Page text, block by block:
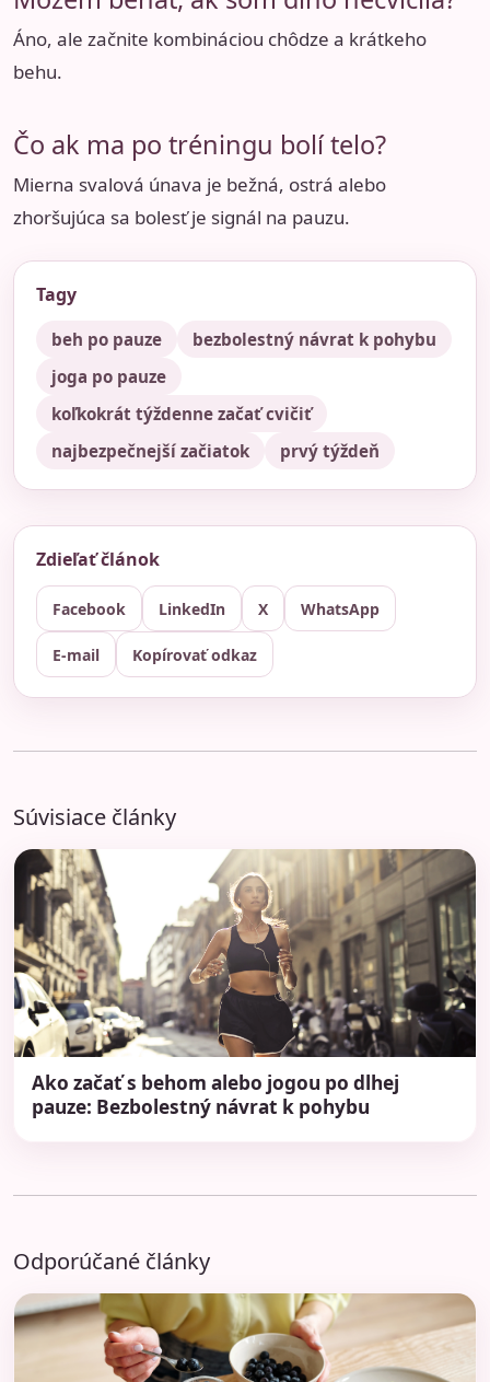
Áno, ale začnite kombináciou chôdze a krátkeho
behu.
Čo ak ma po tréningu bolí telo?
Mierna svalová únava je bežná, ostrá alebo
zhoršujúca sa bolesť je signál na pauzu.
Tagy
beh po pauze
bezbolestný návrat k pohybu
joga po pauze
koľkokrát týždenne začať cvičiť
najbezpečnejší začiatok
prvý týždeň
Zdieľať článok
Facebook LinkedIn X WhatsApp
E-mail Kopírovať odkaz
Súvisiace články
Ako začať s behom alebo jogou po dlhej
pauze: Bezbolestný návrat k pohybu
Odporúčané články